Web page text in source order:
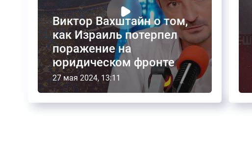
Виктор Вахштайн о том,
как Израиль потерпел
поражение на
юридическом фронте
27 мая 2024, 13:11